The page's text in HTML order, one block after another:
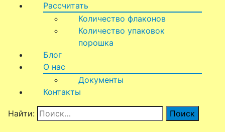
Рассчитать
Количество флаконов
Количество упаковок
порошка
Блог
О нас
Документы
Контакты
Найти: